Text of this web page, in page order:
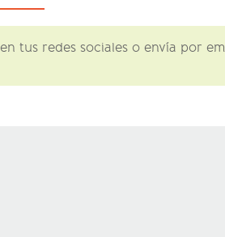
tus redes sociales o envía por